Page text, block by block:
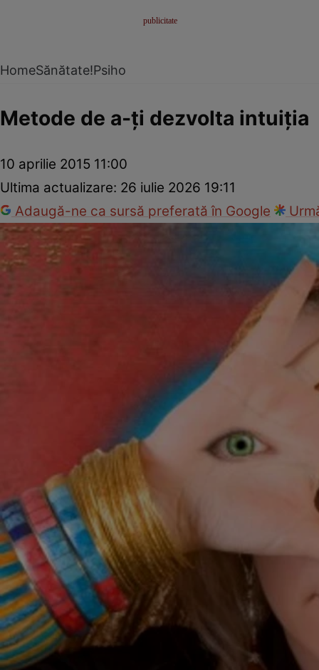
HomeSănătate!Psiho
Metode de a-ţi dezvolta intuiţia
10 aprilie 2015 11:00
Ultima actualizare: 26 iulie 2026 19:11
Adaugă-ne ca sursă preferată în Google